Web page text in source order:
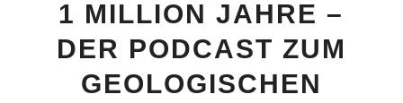
1 MILLION JAHRE –
DER PODCAST ZUM
GEOLOGISCHEN